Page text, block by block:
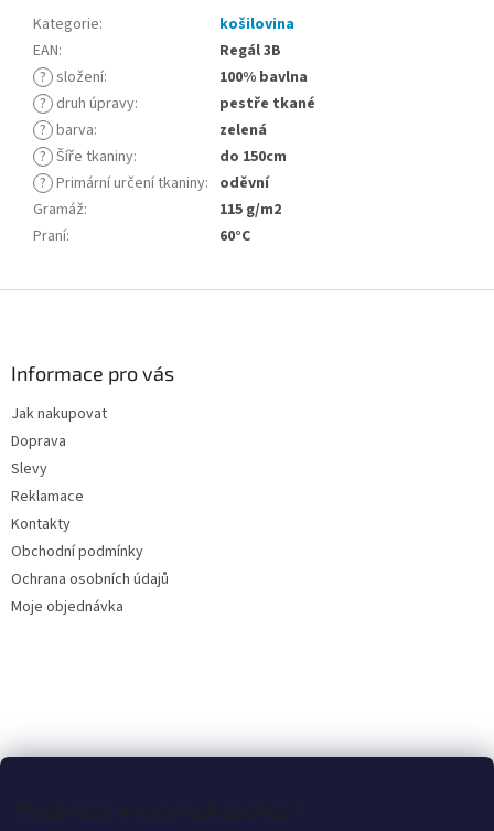
Můžeme si u vás uložit cookies?
Kategorie:
košilovina
EAN:
Regál 3B
? složení:
100% bavlna
? druh úpravy:
pestře tkané
? barva:
zelená
? Šíře tkaniny:
do 150cm
? Primární určení tkaniny: oděvní
Gramáž:
115 g/m2
Praní: 60°C
Informace pro vás
Jak nakupovat
Doprava
Slevy
Reklamace
Kontakty
Obchodní podmínky
Ochrana osobních údajů
Moje objednávka